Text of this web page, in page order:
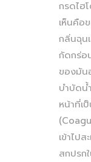
กรดไฮ
เห็นคือ
กลิ่นฉุน
กัดกร่อ
ของมัน
บำบัดน้
หน้าที่เ
เข้าไป
สกปรก